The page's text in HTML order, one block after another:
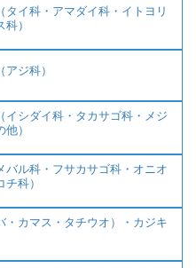
タイ科・アマダイ科・イトヨリ
）
ジ科）
イシダイ科・タカサゴ科・メジ
）
バル科・フサカサゴ科・オニオ
科）
・カマス・タチウオ）・カジキ